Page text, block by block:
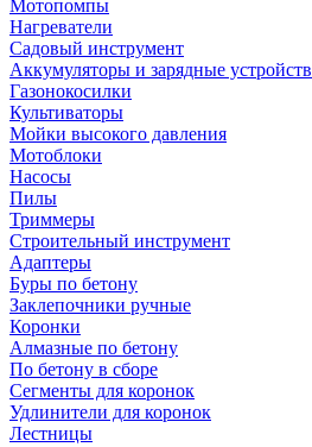
Мотопомпы
Нагреватели
Садовый инструмент
Аккумуляторы и зарядные
Газонокосилки
Культиваторы
Мойки высокого давления
Мотоблоки
Насосы
Пилы
Триммеры
Строительный инструмент
Адаптеры
Буры по бетону
Заклепочники ручные
Коронки
Алмазные по бетону
По бетону в сборе
Сегменты для коронок
Удлинители для коронок
Лестницы